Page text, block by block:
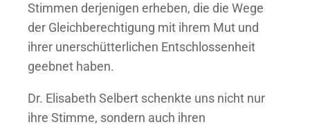
Stimmen derjenigen erheben, die die Wege
der Gleichberechtigung mit ihrem Mut und
ihrer unerschütterlichen Entschlossenheit
geebnet haben.
Dr. Elisabeth Selbert schenkte uns nicht nur
ihre Stimme, sondern auch ihren